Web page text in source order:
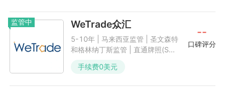
监管中 WeTrade众汇
5-10年 | 马来西亚监管 | 圣文森特
和格林纳丁斯监管 | 直通牌照(S...
--
口碑评分
手续费0美元